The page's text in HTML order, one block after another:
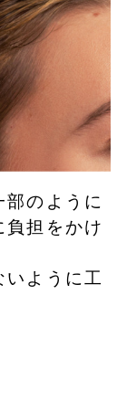
のように
負担をかけ
いように工